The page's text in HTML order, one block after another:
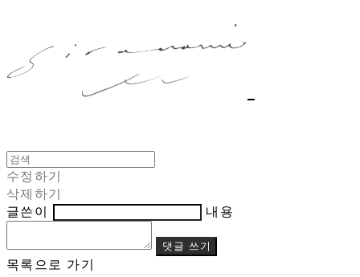
수정하기
삭제하기
글쓴이
내용
댓글 쓰기
목록으로 가기